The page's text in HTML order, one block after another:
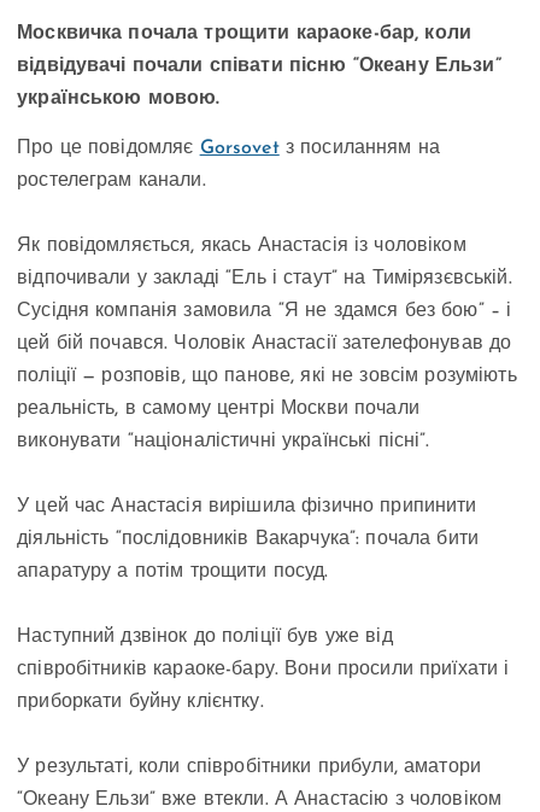
Москвичка почала трощити караоке-бар, коли
відвідувачі почали співати пісню “Океану Ельзи”
українською мовою.
Про це повідомляє Gorsovetз посиланням на
ростелеграм канали.
Як повідомляється, якась Анастасія із чоловіком
відпочивали у закладі “Ель і стаут” на Тимірязєвській.
Сусідня компанія замовила “Я не здамся без бою” – і
цей бій почався. Чоловік Анастасії зателефонував до
поліції — розповів, що панове, які не зовсім розуміють
реальність, в самому центрі Москви почали
виконувати “націоналістичні українські пісні”.
У цей час Анастасія вирішила фізично припинити
діяльність “послідовників Вакарчука”: почала бити
апаратуру а потім трощити посуд.
Наступний дзвінок до поліції був уже від
співробітників караоке-бару. Вони просили приїхати і
приборкати буйну клієнтку.
У результаті, коли співробітники прибули, аматори
“Океану Ельзи” вже втекли. А Анастасію з чоловіком